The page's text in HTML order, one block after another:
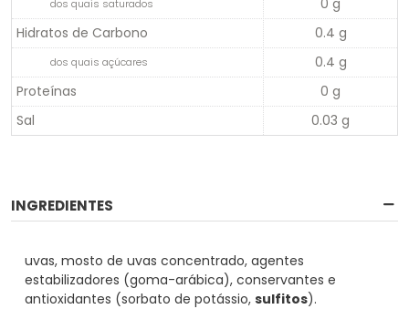
dos quais saturados
Hidratos de Carbono
0.4 g
dos quais açúcares
0.4 g
Proteínas
0 g
Sal
0.03 g
INGREDIENTES
uvas, mosto de uvas concentrado, agentes
estabilizadores (goma-arábica), conservantes e
antioxidantes (sorbato de potássio, sulfitos).